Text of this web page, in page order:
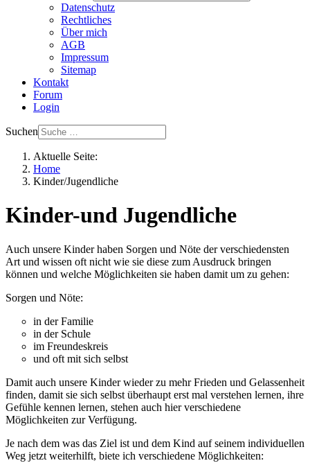
Datenschutz
Rechtliches
Über mich
AGB
Impressum
Sitemap
Kontakt
Forum
Login
Suchen
Aktuelle Seite:
Home
Kinder/Jugendliche
Kinder-und Jugendliche
Auch unsere Kinder haben Sorgen und Nöte der verschiedensten
Art und wissen oft nicht wie sie diese zum Ausdruck bringen
können und welche Möglichkeiten sie haben damit um zu gehen:
Sorgen und Nöte:
in der Familie
in der Schule
im Freundeskreis
und oft mit sich selbst
Damit auch unsere Kinder wieder zu mehr Frieden und Gelassenheit
finden, damit sie sich selbst überhaupt erst mal verstehen lernen, ihre
Gefühle kennen lernen, stehen auch hier verschiedene
Möglichkeiten zur Verfügung.
Je nach dem was das Ziel ist und dem Kind auf seinem individuellen
Weg jetzt weiterhilft, biete ich verschiedene Möglichkeiten: